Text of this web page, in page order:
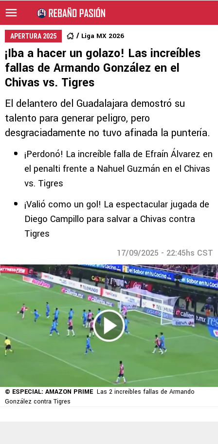
APERTURA 2025 Liga MX 2026
¡Iba a hacer un golazo! Las increíbles
fallas de Armando González en el
Chivas vs. Tigres
El delantero del Guadalajara demostró su
talento para generar peligro, pero
desgraciadamente no tuvo afinada la puntería.
¡Perdonó! La increíble falla de Efraín Álvarez en
el penalti frente a Nahuel Guzmán en el Chivas
vs. Tigres
¡Valió como un gol! La espectacular jugada de
Diego Campillo para salvar a Chivas contra
Tigres
17/09/2025 - 22:45hs CST
© ESPECIAL: AMAZON PRIME Las 2 increíbles fallas de Armando
González contra Tigres